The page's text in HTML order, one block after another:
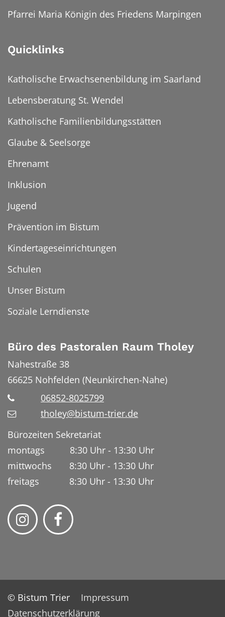
Pfarrei Maria Königin des Friedens Marpingen
Quicklinks
Katholische Erwachsenenbildung im Saarland
Lebensberatung St. Wendel
Katholische Familienbildungsstätten
Glaube & Seelsorge
Ehrenamt
Inklusion
Jugend
Prävention im Bistum
Kindertageseinrichtungen
Schulen
Unser Bistum
Soziale Lerndienste
Büro des Pastoralen Raum Tholey
Nahestraße 38
66625 Nohfelden (Neunkirchen-Nahe)
06852-8025799
tholey@bistum-trier.de
Bürozeiten Sekretariat
montags 8:30 Uhr - 13:30 Uhr
mittwochs 8:30 Uhr - 13:30 Uhr
freitags 8:30 Uhr - 13:30 Uhr
© Bistum Trier
Impressum
Datenschutzerklärung